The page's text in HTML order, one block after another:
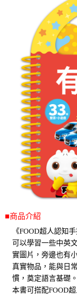
■商品介紹
《FOOD超人認知
可以學習一些中英
實圖片，旁邊也有
真實物品，能與日
慣，奠定語言基礎。
本書可搭配FOOD